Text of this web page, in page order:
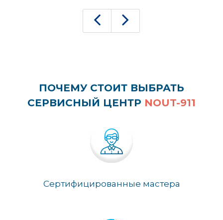
ПОЧЕМУ СТОИТ ВЫБРАТЬ
СЕРВИСНЫЙ ЦЕНТР NOUT-911
Сертифицированные мастера